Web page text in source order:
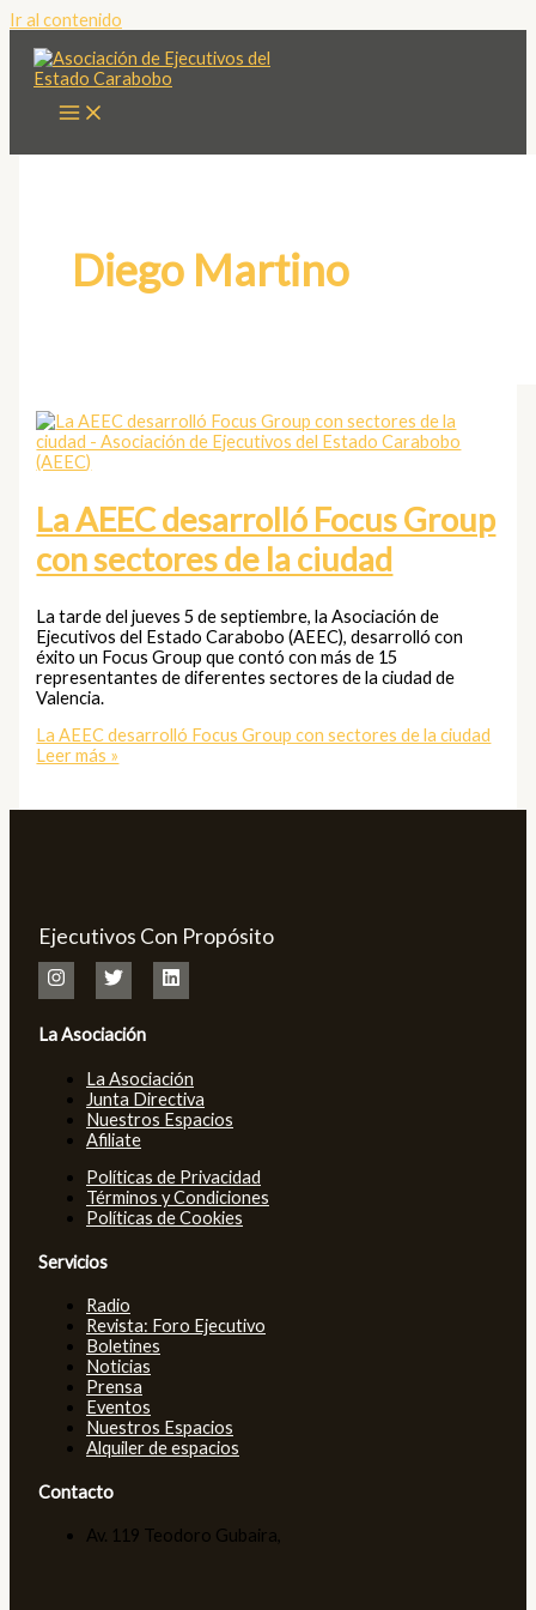
Ir al contenido
Diego Martino
La AEEC desarrolló Focus Group
con sectores de la ciudad
La tarde del jueves 5 de septiembre, la Asociación de
Ejecutivos del Estado Carabobo (AEEC), desarrolló con
éxito un Focus Group que contó con más de 15
representantes de diferentes sectores de la ciudad de
Valencia.
La AEEC desarrolló Focus Group con sectores de la ciudad
Leer más »
Ejecutivos Con Propósito
La Asociación
La Asociación
Junta Directiva
Nuestros Espacios
Afiliate
Políticas de Privacidad
Términos y Condiciones
Políticas de Cookies
Servicios
Radio
Revista: Foro Ejecutivo
Boletines
Noticias
Prensa
Eventos
Nuestros Espacios
Alquiler de espacios
Contacto
Av. 119 Teodoro Gubaira,